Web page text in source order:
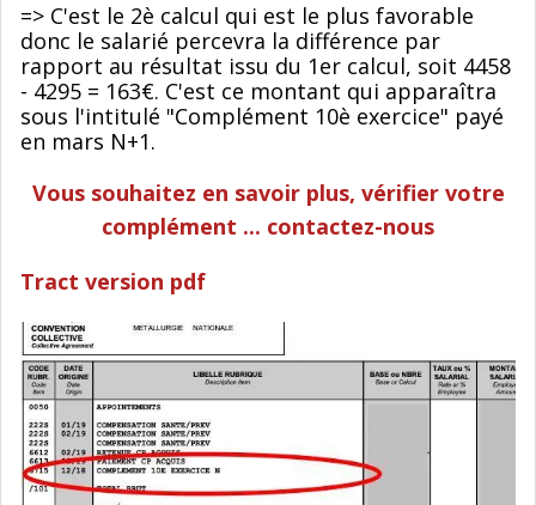
=> C'est le 2è calcul qui est le plus favorable
donc le salarié percevra la différence par
rapport au résultat issu du 1er calcul, soit 4458
- 4295 = 163€. C'est ce montant qui apparaîtra
sous l'intitulé "Complément 10è exercice" payé
en mars N+1.
Vous souhaitez en savoir plus, vérifier votre
complément ... contactez-nous
Tract version pdf